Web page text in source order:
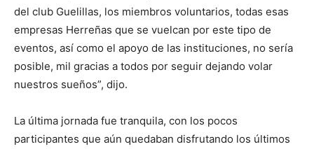
del club Guelillas, los miembros voluntarios, todas esas
empresas Herreñas que se vuelcan por este tipo de
eventos, así como el apoyo de las instituciones, no sería
posible, mil gracias a todos por seguir dejando volar
nuestros sueños”, dijo.
La última jornada fue tranquila, con los pocos
participantes que aún quedaban disfrutando los últimos